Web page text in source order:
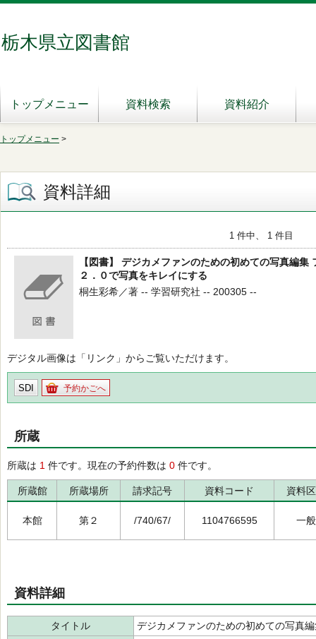
栃木県立図書館
トップメニュー 資料検索 資料紹介
トップメニュー >
資料詳細
1 件中、 1 件目
【図書】 デジカメファンのための初めての写真編集
２．０で写真をキレイにする
桐生彩希／著 -- 学習研究社 -- 200305 --
デジタル画像は「リンク」からご覧いただけます。
SDI 予約かごへ
所蔵
所蔵は 1 件です。現在の予約件数は 0 件です。
所蔵館 所蔵場所 請求記号 資料コード 資料
本館 第２ /740/67/ 1104766595 一般
資料詳細
タイトル
デジカメファンのための初めての写真